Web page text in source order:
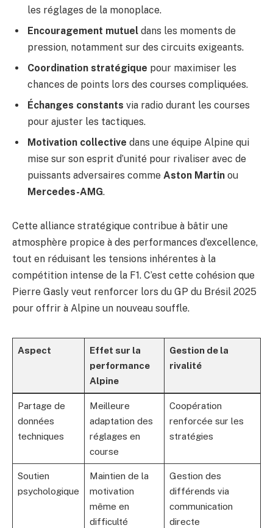
les réglages de la monoplace.
Encouragement mutuel dans les moments de
pression, notamment sur des circuits exigeants.
Coordination stratégique pour maximiser les
chances de points lors des courses compliquées.
Échanges constants via radio durant les courses
pour ajuster les tactiques.
Motivation collective dans une équipe Alpine qui
mise sur son esprit d’unité pour rivaliser avec de
puissants adversaires comme Aston Martin ou
Mercedes-AMG.
Cette alliance stratégique contribue à bâtir une
atmosphère propice à des performances d’excellence,
tout en réduisant les tensions inhérentes à la
compétition intense de la F1. C’est cette cohésion que
Pierre Gasly veut renforcer lors du GP du Brésil 2025
pour offrir à Alpine un nouveau souffle.
Aspect
Effet sur la
performance
Alpine
Gestion de la
rivalité
Partage de
données
techniques
Meilleure
adaptation des
réglages en
course
Coopération
renforcée sur les
stratégies
Soutien
psychologique
Maintien de la
motivation
même en
difficulté
Gestion des
différends via
communication
directe